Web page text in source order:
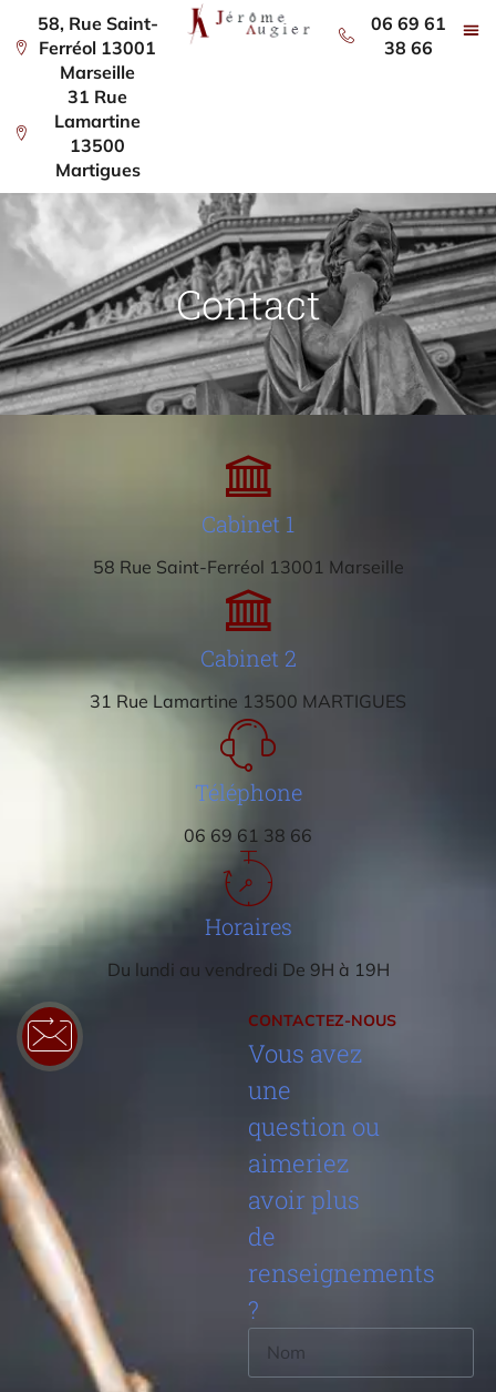
58, Rue Saint-
Ferréol 13001
Marseille
31 Rue
Lamartine
13500
Martigues
06 69 61
38 66
Contact
Cabinet 1
58 Rue Saint-Ferréol 13001 Marseille
Cabinet 2
31 Rue Lamartine 13500 MARTIGUES
Téléphone
06 69 61 38 66
Horaires
Du lundi au vendredi De 9H à 19H
CONTACTEZ-NOUS
Vous avez
une
question ou
aimeriez
avoir plus
de
renseignements
?